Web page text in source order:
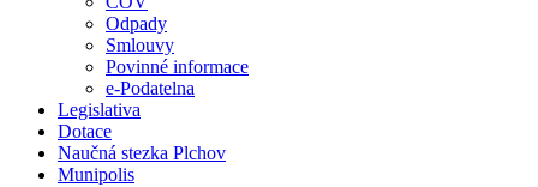
Odpady
Smlouvy
Povinné informace
e-Podatelna
Legislativa
Dotace
Naučná stezka Plchov
Munipolis